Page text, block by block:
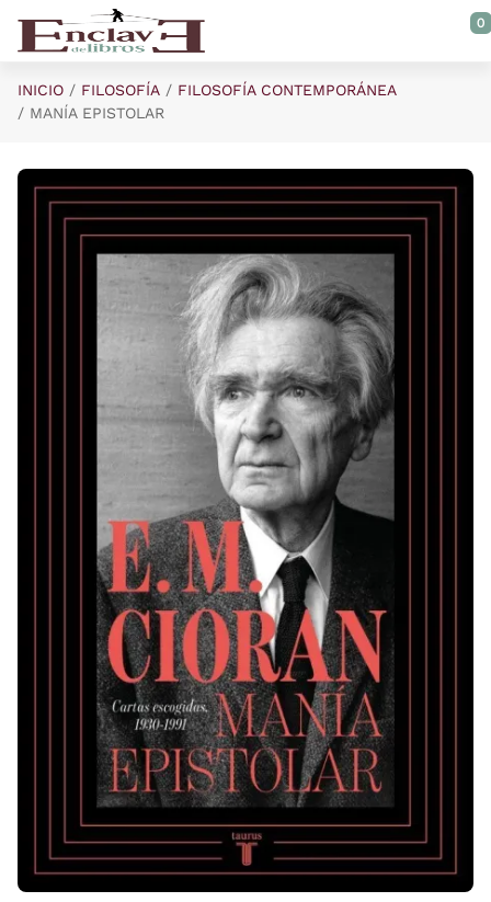
Saltar al contenido principal
0
INICIO FILOSOFÍA
FILOSOFÍA CONTEMPORÁNEA
MANÍA EPISTOLAR